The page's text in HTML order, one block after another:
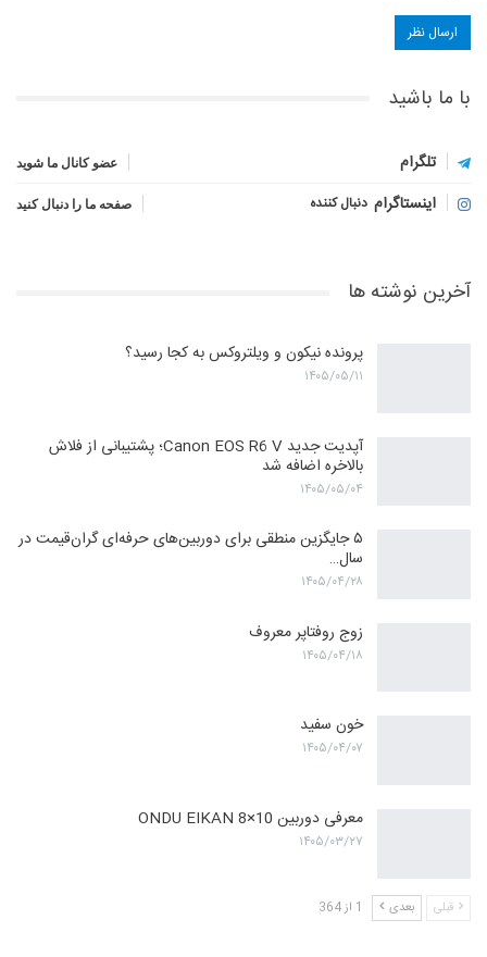
با ما باشید
تلگرام عضو کانال ما شوید
اینستاگرام دنبال کننده صفحه ما را دنبال کنید
آخرین نوشته ها
پرونده نیکون و ویلتروکس به کجا رسید؟
۱۴۰۵/۰۵/۱۱
آپدیت جدید Canon EOS R6 V؛ پشتیبانی از فلاش
بالاخره اضافه شد
۱۴۰۵/۰۵/۰۴
۵ جایگزین منطقی برای دوربین‌های حرفه‌ای گران‌قیمت در
سال…
۱۴۰۵/۰۴/۲۸
زوج روفتاپر معروف
۱۴۰۵/۰۴/۱۸
خون سفید
۱۴۰۵/۰۴/۰۷
معرفی دوربین ONDU EIKAN 8×10
۱۴۰۵/۰۳/۲۷
قبلی بعدی 1 از 364